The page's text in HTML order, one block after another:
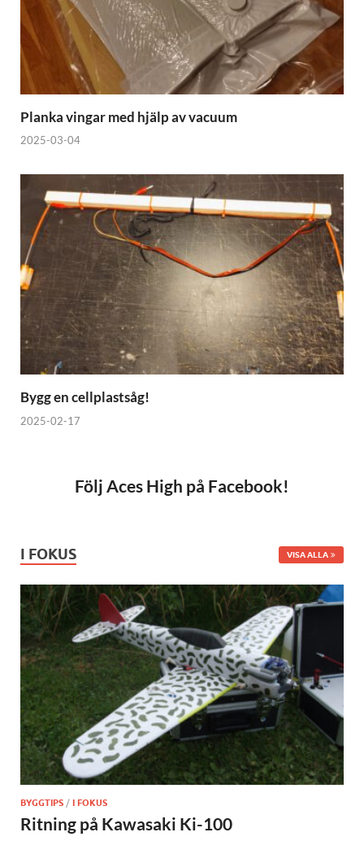
Planka vingar med hjälp av vacuum
2025-03-04
Bygg en cellplastsåg!
2025-02-17
Följ Aces High på Facebook!
I FOKUS VISA ALLA
BYGGTIPS / I FOKUS
Ritning på Kawasaki Ki-100